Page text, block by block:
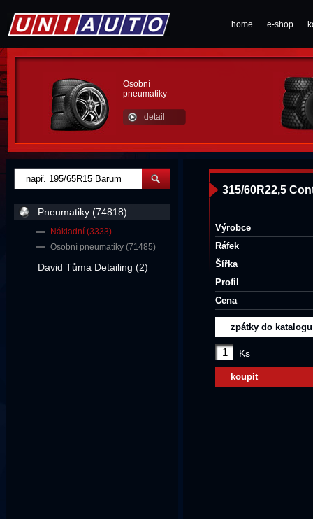
home e-shop
Osobní
pneumatiky
detail
315/60R22,5
Výrobce
Ráfek
Šířka
Profil
Cena
zpátky do katalogu
Ks
koupit
Pneumatiky (74818)
Nákladní (3333)
Osobní pneumatiky (71485)
David Tůma Detailing (2)